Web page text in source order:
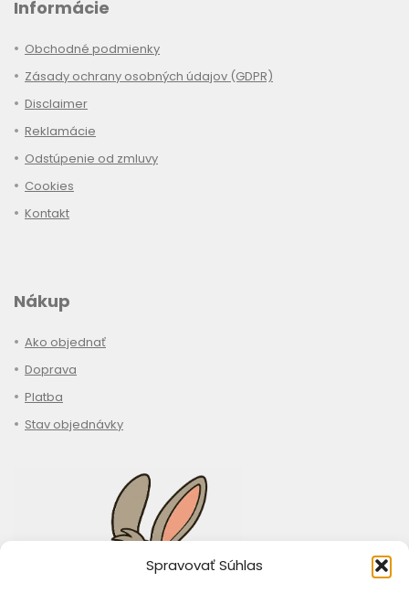
Spravovať Súhlas
Informácie
Obchodné podmienky
Zásady ochrany osobných údajov (GDPR)
Disclaimer
Reklamácie
Odstúpenie od zmluvy
Cookies
Kontakt
Nákup
Ako objednať
Doprava
Platba
Stav objednávky